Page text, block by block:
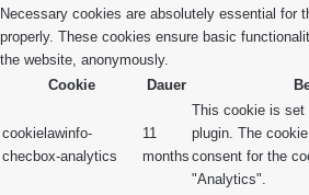
Necessary cookies are absolutely essential for
properly. These cookies ensure basic
the website, anonymously.
Cookie
Dauer
cookielawinfo-
checbox-analytics
11
months
This cookie is set
plugin. The
consent for the
"Analytics".